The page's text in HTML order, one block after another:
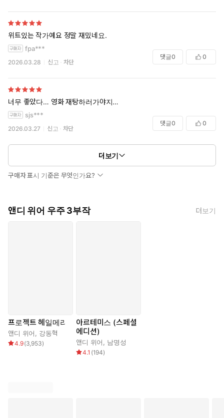
위트있는 작가예요 정말 재밌네요.
fpa***
2026.03.28 신고 차단
댓글0 0
너무 좋았다… 영화 재탕하러가야지…
sjs***
2026.03.27 신고 차단
댓글0 0
더보기
구매자 표시 기준은 무엇인가요?
앤디 위어 우주 3부작 더보기
프로젝트 헤일메리
앤디 위어 강동혁
4.9(3,953)
아르테미스 (스페셜
에디션)
앤디 위어 남명성
4.1 (194)